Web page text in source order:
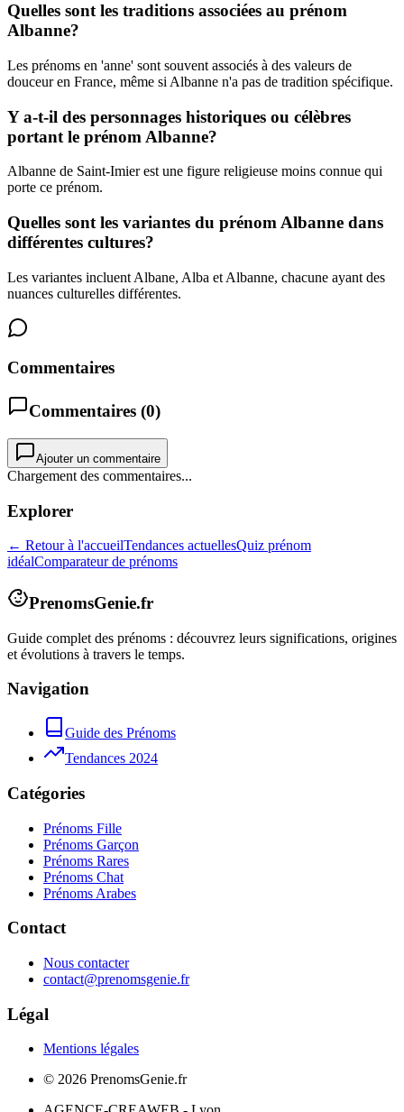
Quelles sont les traditions associées au prénom
Albanne?
Les prénoms en 'anne' sont souvent associés à des valeurs de
douceur en France, même si Albanne n'a pas de tradition spécifique.
Y a-t-il des personnages historiques ou célèbres
portant le prénom Albanne?
Albanne de Saint-Imier est une figure religieuse moins connue qui
porte ce prénom.
Quelles sont les variantes du prénom Albanne dans
différentes cultures?
Les variantes incluent Albane, Alba et Albanne, chacune ayant des
nuances culturelles différentes.
Commentaires
Commentaires (0)
Ajouter un commentaire
Chargement des commentaires...
Explorer
← Retour à l'accueilTendances actuellesQuiz prénom
idéalComparateur de prénoms
PrenomsGenie.fr
Guide complet des prénoms : découvrez leurs significations, origines
et évolutions à travers le temps.
Navigation
Guide des Prénoms
Tendances 2024
Catégories
Prénoms Fille
Prénoms Garçon
Prénoms Rares
Prénoms Chat
Prénoms Arabes
Contact
Nous contacter
contact@prenomsgenie.fr
Légal
Mentions légales
© 2026 PrenomsGenie.fr